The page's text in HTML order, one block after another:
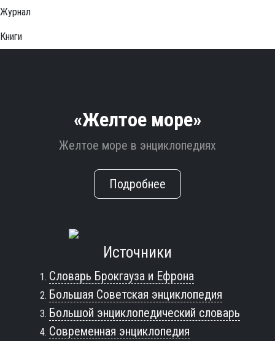
Журнал
Книги
«Желтое море»
Желтое море в энциклопедиях
Подробнее
Источники
Словарь Брокгауза и Ефрона
Большая Советская энциклопедия
Большой энциклопедический словарь
Современная энциклопедия